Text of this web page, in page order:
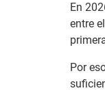
En
entre el
Por